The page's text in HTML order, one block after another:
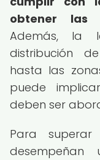
obtener las
Además, la
distribución
hasta las
puede
deben ser
Para superar